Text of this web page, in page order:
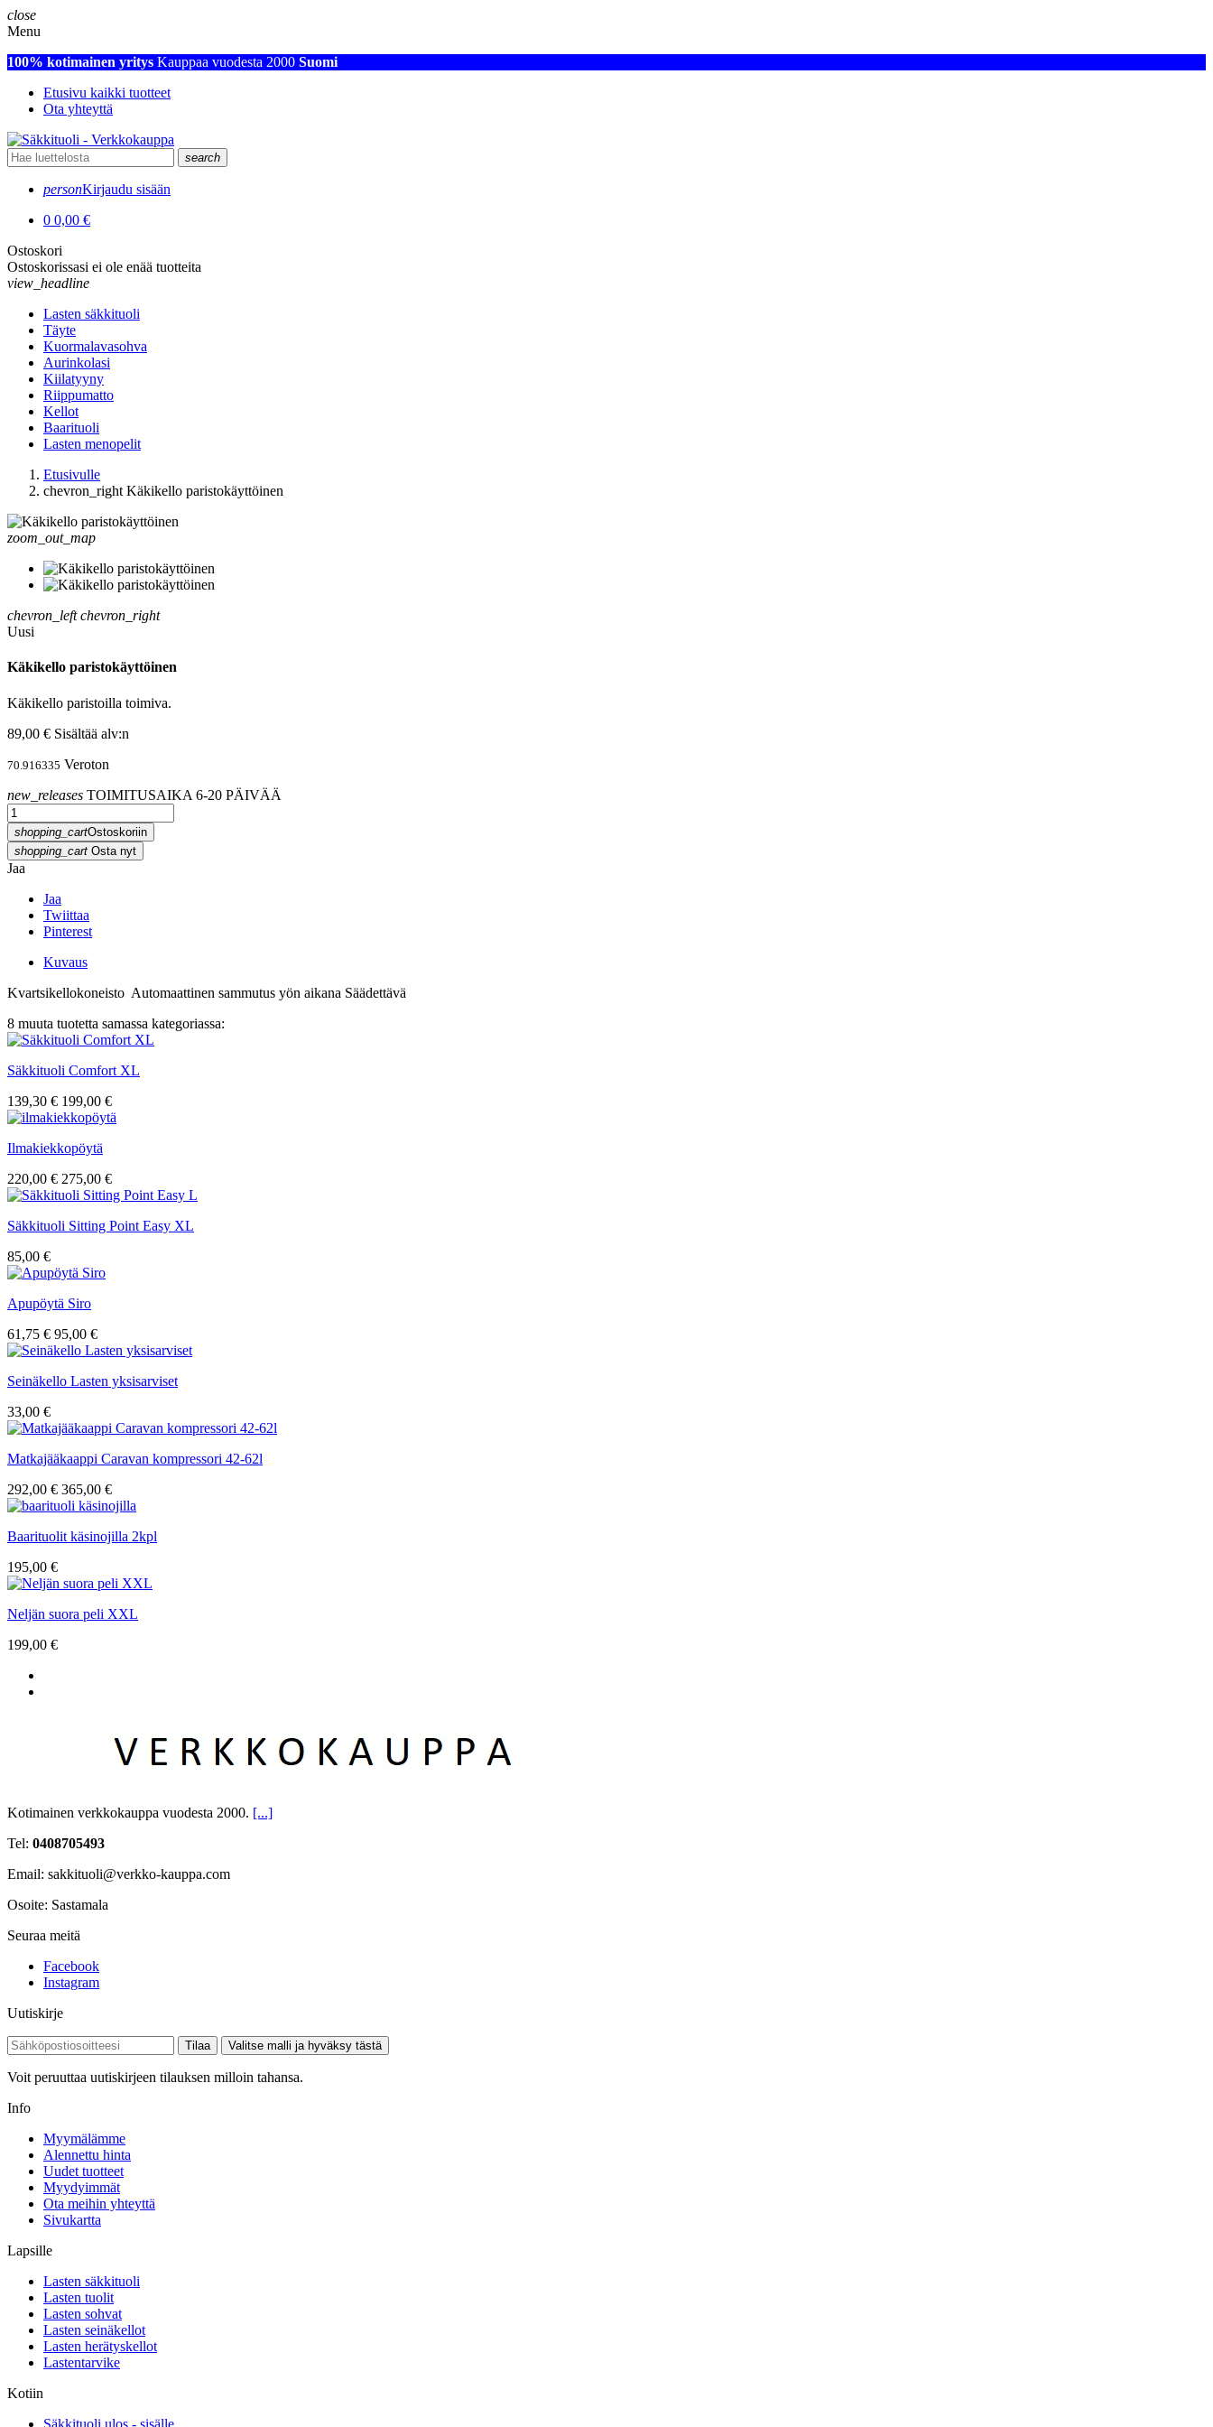
close
Menu
100% kotimainen yritys Kauppaa vuodesta 2000 Suomi
Etusivu kaikki tuotteet
Ota yhteyttä
search
personKirjaudu sisään
0 0,00 €
Ostoskori
Ostoskorissasi ei ole enää tuotteita
view_headline
Lasten säkkituoli
Täyte
Kuormalavasohva
Aurinkolasi
Kiilatyyny
Riippumatto
Kellot
Baarituoli
Lasten menopelit
Etusivulle
chevron_right Käkikello paristokäyttöinen
zoom_out_map
chevron_left chevron_right
Uusi
Käkikello paristokäyttöinen
Käkikello paristoilla toimiva.
89,00 € Sisältää alv:n
70.916335 Veroton
new_releases TOIMITUSAIKA 6-20 PÄIVÄÄ
shopping_cartOstoskoriin
shopping_cart Osta nyt
Jaa
Jaa
Twiittaa
Pinterest
Kuvaus
Kvartsikellokoneisto Automaattinen sammutus yön aikana Säädettävä
8 muuta tuotetta samassa kategoriassa:
Säkkituoli Comfort XL
139,30 € 199,00 €
Ilmakiekkopöytä
220,00 € 275,00 €
Säkkituoli Sitting Point Easy XL
85,00 €
Apupöytä Siro
61,75 € 95,00 €
Seinäkello Lasten yksisarviset
33,00 €
Matkajääkaappi Caravan kompressori 42-62l
292,00 € 365,00 €
Baarituolit käsinojilla 2kpl
195,00 €
Neljän suora peli XXL
199,00 €
Kotimainen verkkokauppa vuodesta 2000. [...]
Tel: 0408705493
Email: sakkituoli@verkko-kauppa.com
Osoite: Sastamala
Seuraa meitä
Facebook
Instagram
Uutiskirje
Tilaa Valitse malli ja hyväksy tästä
Voit peruuttaa uutiskirjeen tilauksen milloin tahansa.
Info
Myymälämme
Alennettu hinta
Uudet tuotteet
Myydyimmät
Ota meihin yhteyttä
Sivukartta
Lapsille
Lasten säkkituoli
Lasten tuolit
Lasten sohvat
Lasten seinäkellot
Lasten herätyskellot
Lastentarvike
Kotiin
Säkkituoli ulos - sisälle